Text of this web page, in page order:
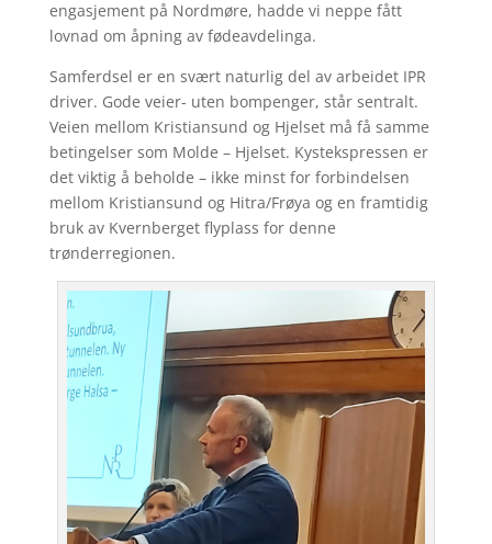
engasjement på Nordmøre, hadde vi neppe fått
lovnad om åpning av fødeavdelinga.
Samferdsel er en svært naturlig del av arbeidet IPR
driver. Gode veier- uten bompenger, står sentralt.
Veien mellom Kristiansund og Hjelset må få samme
betingelser som Molde – Hjelset. Kystekspressen er
det viktig å beholde – ikke minst for forbindelsen
mellom Kristiansund og Hitra/Frøya og en framtidig
bruk av Kvernberget flyplass for denne
trønderregionen.